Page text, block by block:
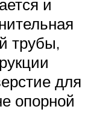
и
трубы,
для
опорной